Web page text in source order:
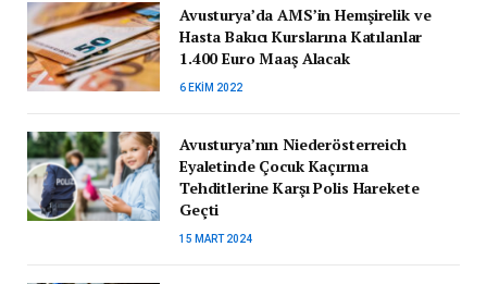
Avusturya’da AMS’in Hemşirelik ve
Hasta Bakıcı Kurslarına Katılanlar
1.400 Euro Maaş Alacak
6 EKIM 2022
Avusturya’nın Niederösterreich
Eyaletinde Çocuk Kaçırma
Tehditlerine Karşı Polis Harekete
Geçti
15 MART 2024